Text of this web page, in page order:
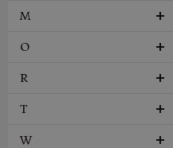
M
O
R
T
W